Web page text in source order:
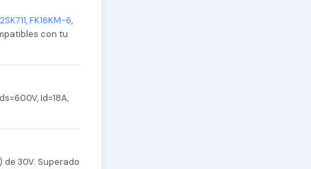
2SK711,FK16KM-6,
con tu
Id=18A,
30V. Superado